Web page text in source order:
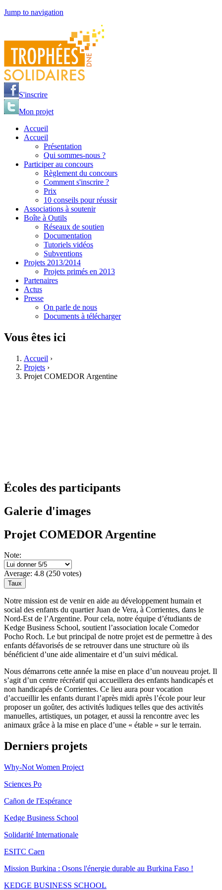
Jump to navigation
S'inscrire
Mon projet
Accueil
Accueil
Présentation
Qui sommes-nous ?
Participer au concours
Règlement du concours
Comment s'inscrire ?
Prix
10 conseils pour réussir
Associations à soutenir
Boîte à Outils
Réseaux de soutien
Documentation
Tutoriels vidéos
Subventions
Projets 2013/2014
Projets primés en 2013
Partenaires
Actus
Presse
On parle de nous
Documents à télécharger
Vous êtes ici
Accueil ›
Projets ›
Projet COMEDOR Argentine
Écoles des participants
Galerie d'images
Projet COMEDOR Argentine
Note:
Average: 4.8 (250 votes)
Notre mission est de venir en aide au développement humain et
social des enfants du quartier Juan de Vera, à Corrientes, dans le
Nord-Est de l’Argentine. Pour cela, notre équipe d’étudiants de
Kedge Business School, soutient l’association locale Comedor
Pocho Roch. Le but principal de notre projet est de permettre à des
enfants défavorisés de se retrouver dans une structure où ils
bénéficient d’une aide alimentaire et d’un suivi médical.
Nous démarrons cette année la mise en place d’un nouveau projet. Il
s’agit d’un centre récréatif qui accueillera des enfants handicapés et
non handicapés de Corrientes. Ce lieu aura pour vocation
d’accueillir les enfants durant l’après midi après l’école pour leur
proposer un goûter, des activités ludiques telles que des activités
manuelles, artistiques, un potager, et aussi la rencontre avec les
animaux grâce à la mise en place d’une « étable » sur le terrain.
Derniers projets
Why-Not Women Project
Sciences Po
Cañon de l'Espérance
Kedge Business School
Solidarité Internationale
ESITC Caen
Mission Burkina : Osons l'énergie durable au Burkina Faso !
KEDGE BUSINESS SCHOOL